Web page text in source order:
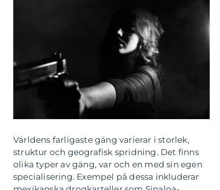
Världens farligaste gäng varierar i storlek,
struktur och geografisk spridning. Det finns
olika typer av gäng, var och en med sin egen
specialisering. Exempel på dessa inkluderar